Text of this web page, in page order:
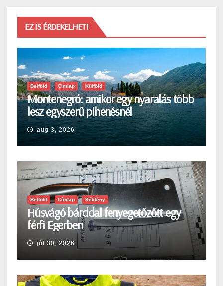
EZ IS ÉRDEKELHETI
Belföld Címlap Külföld
Montenegró: amikor egy nyaralás több
lesz egyszerű pihenésnél
aug 3, 2026
Belföld Címlap Kékfény
Húsvágó bárddal fenyegetőzőtt egy
férfi Egerben
júl 30, 2026